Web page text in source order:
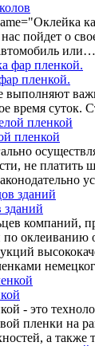
пойдет о
или…
пленкой.
выполняют
время суток.
пленкой
не платить
зданий
компаний,
по оклеиванию
- это
пленки на
а также